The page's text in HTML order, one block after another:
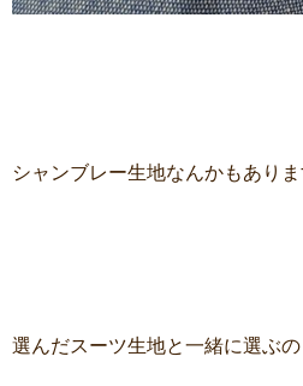
シャンブレー生地なんかもありま
選んだスーツ生地と一緒に選ぶの